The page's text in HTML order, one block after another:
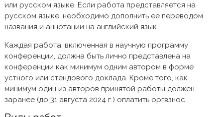
или русском языке. Если работа представляется на
русском языке, необходимо дополнить ее переводом
названия и аннотации на английский язык.
Каждая работа, включенная в научную программу
конференции, должна быть лично представлена на
конференции как минимум одним автором в форме
устного или стендового доклада. Кроме того, как
минимум один из авторов принятой работы должен
заранее (до 31 августа 2024 г.) оплатить оргвзнос.